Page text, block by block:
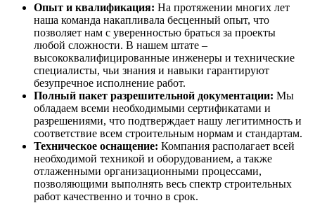
Опыт и квалификация: На протяжении многих лет
наша команда накапливала бесценный опыт, что
позволяет нам с уверенностью браться за проекты
любой сложности. В нашем штате –
высококвалифицированные инженеры и технические
специалисты, чьи знания и навыки гарантируют
безупречное исполнение работ.
Полный пакет разрешительной документации: Мы
обладаем всеми необходимыми сертификатами и
разрешениями, что подтверждает нашу легитимность и
соответствие всем строительным нормам и стандартам.
Техническое оснащение: Компания располагает всей
необходимой техникой и оборудованием, а также
отлаженными организационными процессами,
позволяющими выполнять весь спектр строительных
работ качественно и точно в срок.